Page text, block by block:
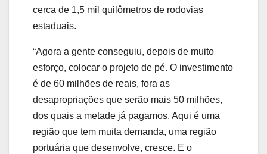
cerca de 1,5 mil quilômetros de rodovias
estaduais.
“Agora a gente conseguiu, depois de muito
esforço, colocar o projeto de pé. O investimento
é de 60 milhões de reais, fora as
desapropriações que serão mais 50 milhões,
dos quais a metade já pagamos. Aqui é uma
região que tem muita demanda, uma região
portuária que desenvolve, cresce. E o